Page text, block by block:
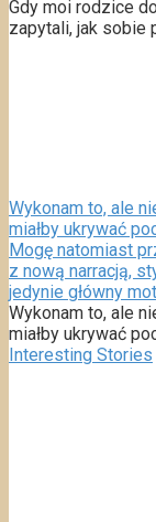
Gdy moi rodzice
zapytali, jak sobie
Wykonam to, ale
miałby ukrywać
Mogę natomiast
z nową narracją,
jedynie główny
Wykonam to, ale
miałby ukrywać
Interesting Stories